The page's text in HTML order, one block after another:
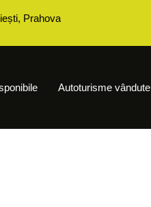
Prahova
Autoturisme vândute